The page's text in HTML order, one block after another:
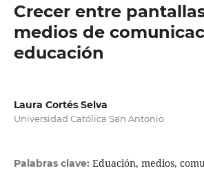
Crecer entre
medios de
educación
Laura Cortés Selva
Universidad Católica San Antonio
Palabras clave: Eduación, medios,